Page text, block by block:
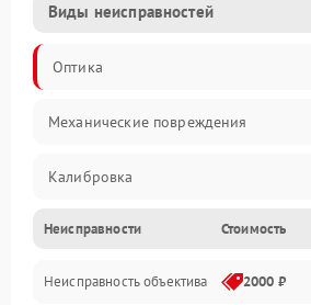
Виды неисправностей
Оптика
Механические повреждения
Калибровка
Механика
Электропитание
Неисправности Стоимость
Неисправность объектива 2000 ₽